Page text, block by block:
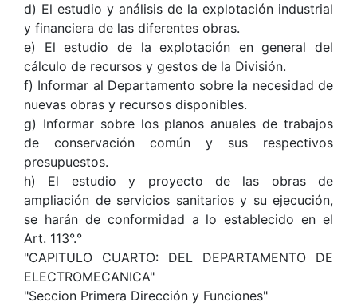
d) El estudio y análisis de la explotación industrial
y financiera de las diferentes obras.
e) El estudio de la explotación en general del
cálculo de recursos y gestos de la División.
f) Informar al Departamento sobre la necesidad de
nuevas obras y recursos disponibles.
g) Informar sobre los planos anuales de trabajos
de conservación común y sus respectivos
presupuestos.
h) El estudio y proyecto de las obras de
ampliación de servicios sanitarios y su ejecución,
se harán de conformidad a lo establecido en el
Art. 113°.°
"CAPITULO CUARTO: DEL DEPARTAMENTO DE
ELECTROMECANICA"
"Seccion Primera Dirección y Funciones"